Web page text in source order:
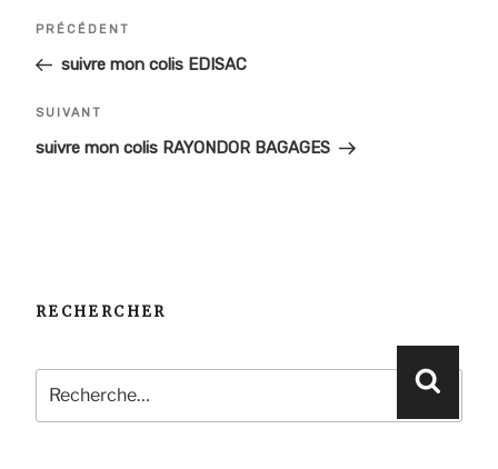
Navigation
de
l’article
Article
précédent
PRÉCÉDENT
suivre mon colis EDISAC
Article
suivant
SUIVANT
suivre mon colis RAYONDOR BAGAGES
RECHERCHER
pour
: